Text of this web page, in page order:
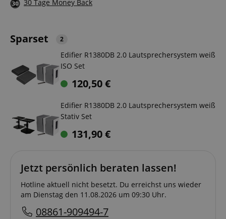
30 Tage Money Back
Sparset 2
Edifier R1380DB 2.0 Lautsprechersystem weiß
ISO Set
120,50€
Edifier R1380DB 2.0 Lautsprechersystem weiß
Stativ Set
131,90€
Jetzt persönlich beraten lassen!
Hotline aktuell nicht besetzt. Du erreichst uns wieder
am Dienstag den 11.08.2026 um 09:30 Uhr.
08861-909494-7